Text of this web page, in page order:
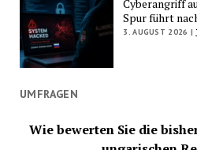
Cyberangriff
Spur führt
3. AUGUST 2026 |
UMFRAGEN
Wie bewerten Sie die